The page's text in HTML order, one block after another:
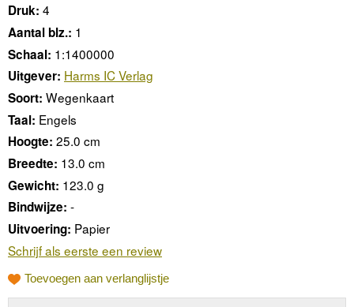
Druk: 4
Aantal blz.: 1
Schaal: 1:1400000
Uitgever: Harms IC Verlag
Soort: Wegenkaart
Taal: Engels
Hoogte: 25.0 cm
Breedte: 13.0 cm
Gewicht: 123.0 g
Bindwijze: -
Uitvoering: Papier
Schrijf als eerste een review
Toevoegen aan verlanglijstje